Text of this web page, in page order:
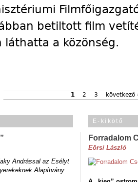
betiltott film
láthatta a közönség.
1 2 3 következő
Andrással az Esélyt
Alapítvány
E-kikötő
Forradalom
Eörsi László